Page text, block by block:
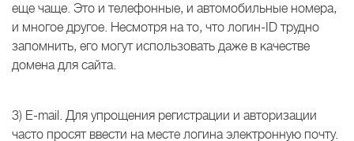
еще чаще. Это и телефонные, и автомобильные номера,
и многое другое. Несмотря на то, что логин-ID трудно
запомнить, его могут использовать даже в качестве
домена для сайта.
3) E-mail. Для упрощения регистрации и авторизации
часто просят ввести на месте логина электронную почту.